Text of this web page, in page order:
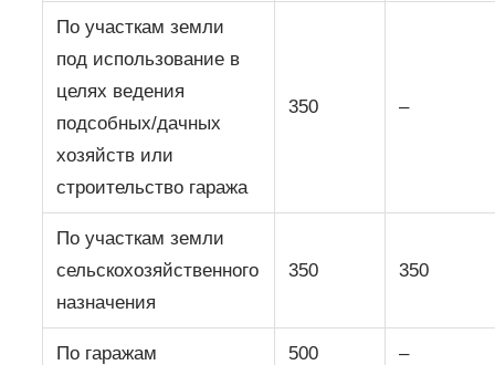
По участкам земли
под использование в
целях ведения
подсобных/дачных
хозяйств или
строительство гаража
350 –
По участкам земли
сельскохозяйственного
назначения
350 350
По гаражам 500 –